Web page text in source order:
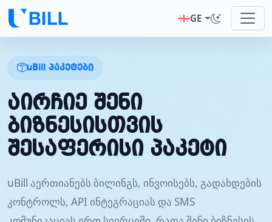
🇬🇪GE
uBill პაკეტები
აირჩიე შენი
ბიზნესისთვის
შესაფერისი პაკეტი
uBill აერთიანებს ბილინგს, ინვოისებს, გადახდების
კონტროლს, API ინტეგრაციას და SMS